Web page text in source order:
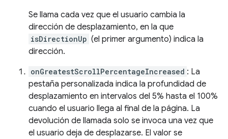
Se llama cada vez que el usuario cambia la
dirección de desplazamiento, en la que
isDirectionUp (el primer argumento) indica la
dirección.
onGreatestScrollPercentageIncreased : La
pestaña personalizada indica la profundidad de
desplazamiento en intervalos del 5% hasta el 100%
cuando el usuario llega al final de la página. La
devolución de llamada solo se invoca una vez que
el usuario deja de desplazarse. El valor se